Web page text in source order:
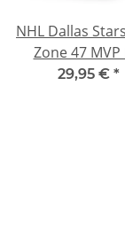
NHL Dallas
Zone 47 MVP
29,95 € *